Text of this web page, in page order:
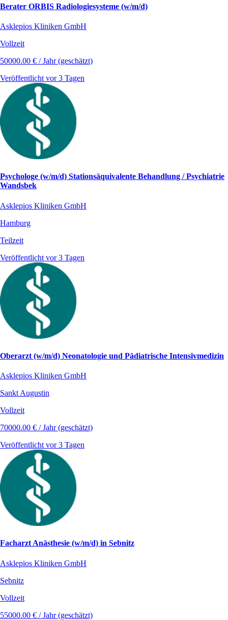
Berater ORBIS Radiologiesysteme (w/m/d)
Asklepios Kliniken GmbH
Vollzeit
50000.00 € / Jahr (geschätzt)
Veröffentlicht vor 3 Tagen
Psychologe (w/m/d) Stationsäquivalente Behandlung / Psychiatrie
Wandsbek
Asklepios Kliniken GmbH
Hamburg
Teilzeit
Veröffentlicht vor 3 Tagen
Oberarzt (w/m/d) Neonatologie und Pädiatrische Intensivmedizin
Asklepios Kliniken GmbH
Sankt Augustin
Vollzeit
70000.00 € / Jahr (geschätzt)
Veröffentlicht vor 3 Tagen
Facharzt Anästhesie (w/m/d) in Sebnitz
Asklepios Kliniken GmbH
Sebnitz
Vollzeit
55000.00 € / Jahr (geschätzt)